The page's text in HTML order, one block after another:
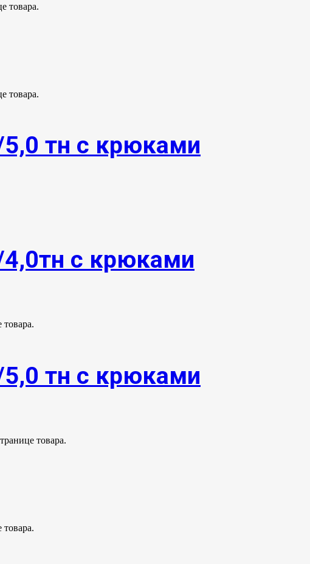
товара.
товара.
тн с крюками
с крюками
тн с крюками
товара.